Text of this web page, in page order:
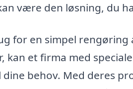
være den løsning, du
for en simpel
kan et firma med
behov. Med deres